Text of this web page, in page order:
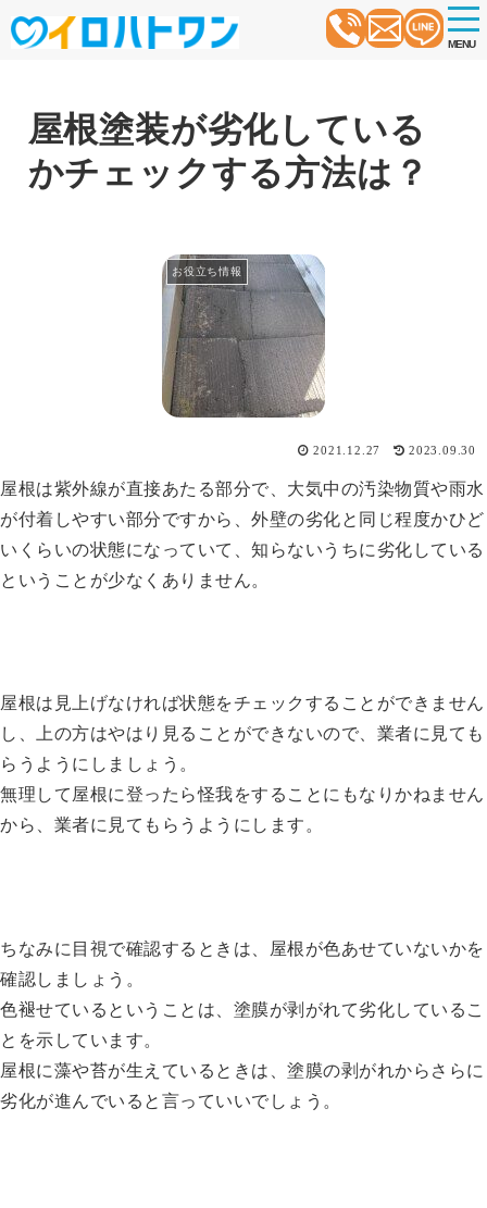
t
o
g
MENU
屋根塗装が劣化している
かチェックする方法は？
お役立ち情報
2021.12.27 2023.09.30
屋根は紫外線が直接あたる部分で、大気中の汚染物質や雨水
が付着しやすい部分ですから、外壁の劣化と同じ程度かひど
いくらいの状態になっていて、知らないうちに劣化している
ということが少なくありません。
屋根は見上げなければ状態をチェックすることができません
し、上の方はやはり見ることができないので、業者に見ても
らうようにしましょう。
無理して屋根に登ったら怪我をすることにもなりかねません
から、業者に見てもらうようにします。
ちなみに目視で確認するときは、屋根が色あせていないかを
確認しましょう。
色褪せているということは、塗膜が剥がれて劣化しているこ
とを示しています。
屋根に藻や苔が生えているときは、塗膜の剥がれからさらに
劣化が進んでいると言っていいでしょう。